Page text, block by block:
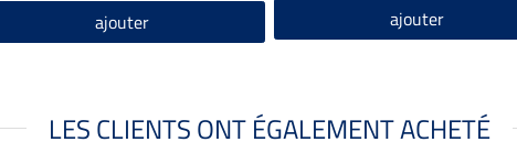
ajouter ajouter
LES CLIENTS ONT ÉGALEMENT ACHETÉ